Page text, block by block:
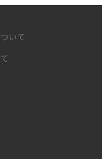
除のタイミング・
手順も解説
いて